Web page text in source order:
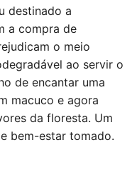
destinado a
a compra de
o meio
ao servir o
de encantar uma
macuco e agora
da floresta. Um
bem-estar tomado.